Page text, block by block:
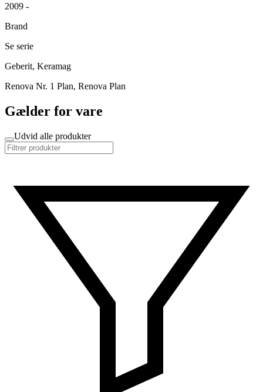
2009 -
Brand
Se serie
Geberit, Keramag
Renova Nr. 1 Plan, Renova Plan
Gælder for vare
Udvid alle produkter